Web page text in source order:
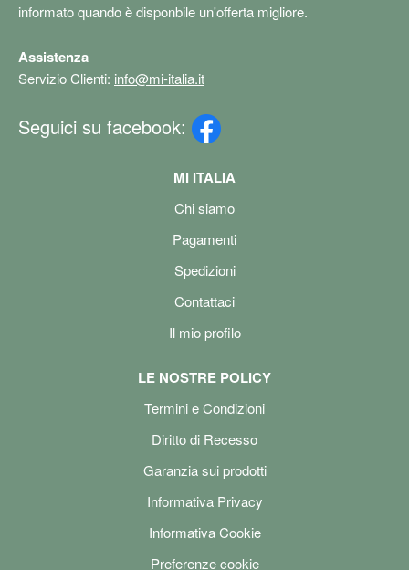
informato quando è disponbile un'offerta migliore.
Assistenza
Servizio Clienti: info@mi-italia.it
Seguici su facebook:
MI ITALIA
Chi siamo
Pagamenti
Spedizioni
Contattaci
Il mio profilo
LE NOSTRE POLICY
Termini e Condizioni
Diritto di Recesso
Garanzia sui prodotti
Informativa Privacy
Informativa Cookie
Preferenze cookie